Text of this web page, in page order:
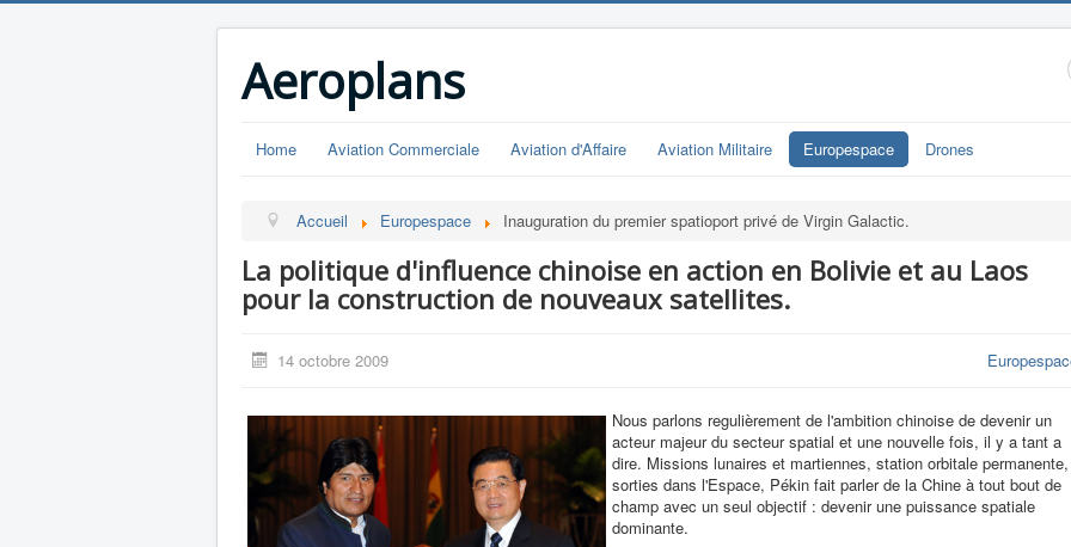
Aeroplans
Home Aviation Commerciale Aviation d'Affaire Aviation Militaire Europespace Drones
Accueil Europespace Inauguration du premier spatioport privé de Virgin Galactic.
La politique d'influence chinoise en action en Bolivie et au Laos
pour la construction de nouveaux satellites.
14 octobre 2009
Nous parlons regulièrement de l'ambition chinoise de devenir un
acteur majeur du secteur spatial et une nouvelle fois, il y a tant a
dire. Missions lunaires et martiennes, station orbitale permanente,
sorties dans l'Espace, Pékin fait parler de la Chine à tout bout de
champ avec un seul objectif : devenir une puissance spatiale
dominante.